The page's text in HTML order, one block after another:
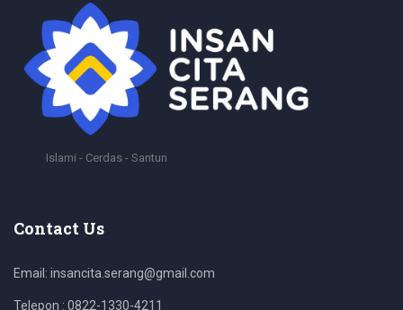
Islami - Cerdas - Santun
Contact Us
Email: insancita.serang@gmail.com
Telepon : 0822-1330-4211